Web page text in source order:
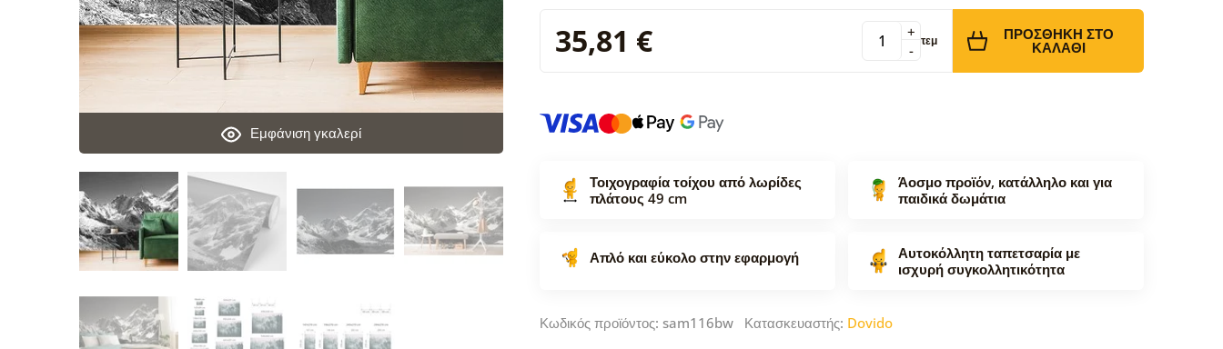
Εμφάνιση γκαλερί
35,81 € -
+ τεμ ΠΡΟΣΘΉΚΗ ΣΤΟ
ΚΑΛΆΘΙ
Τοιχογραφία τοίχου από λωρίδες
πλάτους 49 cm
Άοσμο προϊόν, κατάλληλο και για
παιδικά δωμάτια
Απλό και εύκολο στην εφαρμογή
Αυτοκόλλητη ταπετσαρία με
ισχυρή συγκολλητικότητα
Κωδικός προϊόντος: sam116bw Κατασκευαστής: Dovido